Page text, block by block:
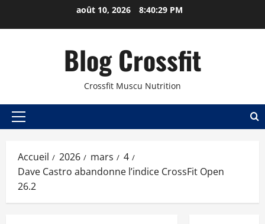
août 10, 2026 8:40:29 PM
Blog Crossfit
Crossfit Muscu Nutrition
Accueil 2026 mars
4
Dave Castro abandonne l’indice CrossFit Open
26.2